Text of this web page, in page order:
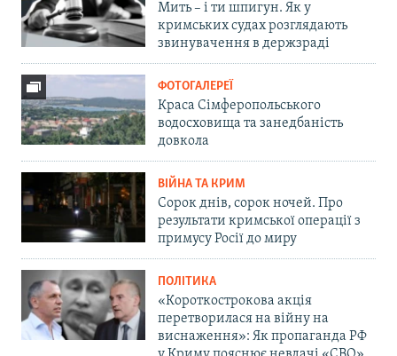
Мить – і ти шпигун. Як у
кримських судах розглядають
звинувачення в держзраді
ФОТОГАЛЕРЕЇ
Краса Сімферопольського
водосховища та занедбаність
довкола
ВІЙНА ТА КРИМ
Сорок днів, сорок ночей. Про
результати кримської операції з
примусу Росії до миру
ПОЛІТИКА
«Короткострокова акція
перетворилася на війну на
виснаження»: Як пропаганда РФ